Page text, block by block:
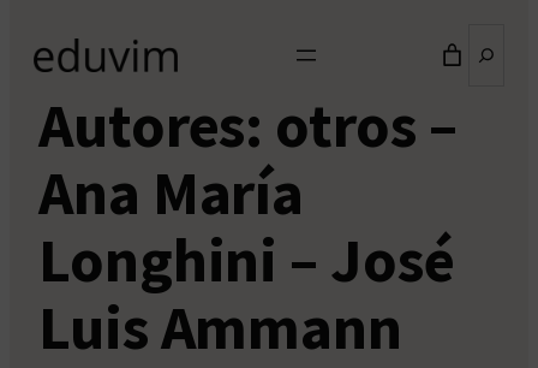
Autores: otros –
Ana María
Longhini – José
Luis Ammann